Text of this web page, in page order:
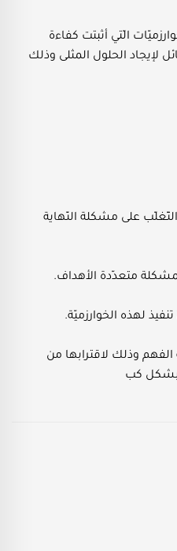
الّتي أثبتت كفاءة
لإيجاد الحلول المثلى وذلك
على مشكلة النّهاية
متعدّدة الأهداف.
لهذه الخوارزميّة.
وذلك لاقترابها من
بشكل كب